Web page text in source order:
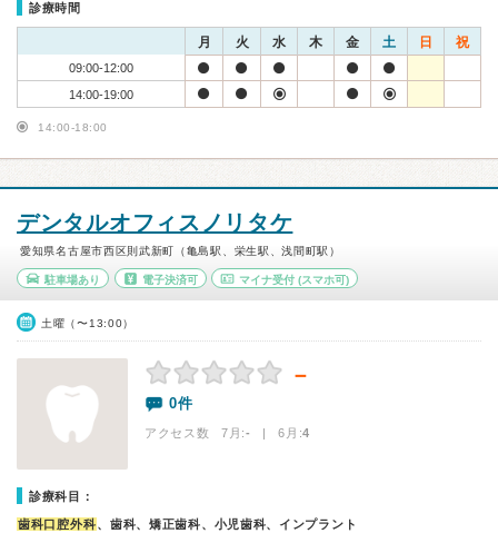
診療時間
月 火 水 木 金 土 日 祝
09:00-12:00
14:00-19:00
14:00-18:00
デンタルオフィスノリタケ
愛知県名古屋市西区則武新町（亀島駅、栄生駅、浅間町駅）
駐車場あり 電子決済可 マイナ受付 (スマホ可)
土曜（〜13:00）
－
0件
アクセス数 7月:- | 6月:4
診療科目：
歯科口腔外科、歯科、矯正歯科、小児歯科、インプラント